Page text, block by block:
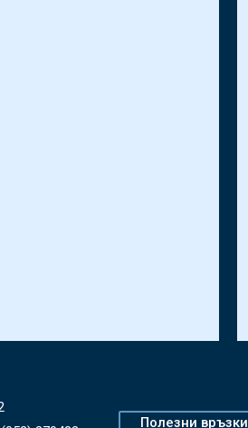
Полезни връзки